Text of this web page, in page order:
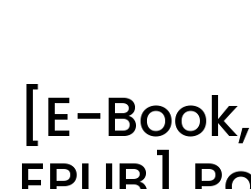
[E-Book,